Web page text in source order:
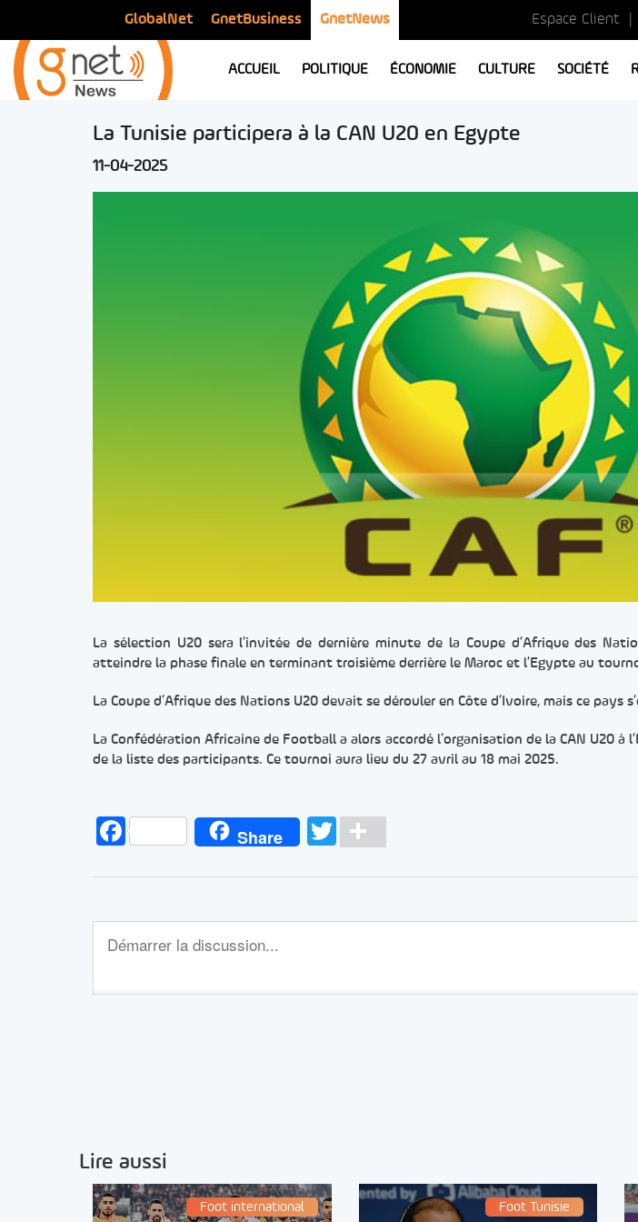
GlobalNet GnetBusiness GnetNews Espace Client
ACCUEIL POLITIQUE ÉCONOMIE CULTURE SOCIÉTÉ
La Tunisie participera à la CAN U20 en Egypte
11-04-2025
La sélection U20 sera l’invitée de dernière minute de la Coupe d’Afrique des
atteindre la phase finale en terminant troisième derrière le Maroc et l’Egypte au
La Coupe d’Afrique des Nations U20 devait se dérouler en Côte d’Ivoire, mais ce pays
La Confédération Africaine de Football a alors accordé l’organisation de la CAN U20
de la liste des participants. Ce tournoi aura lieu du 27 avril au 18 mai 2025.
FacebookShare Twitter
Lire aussi
Foot international Foot Tunisie